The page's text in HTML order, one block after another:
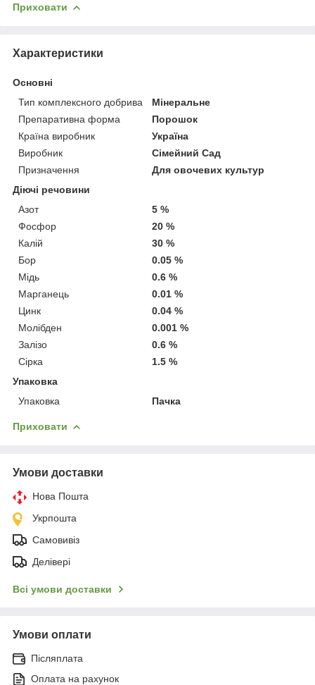
Приховати
Характеристики
Основні
Тип комплексного добрива
Мінеральне
Препаративна форма
Порошок
Країна виробник
Україна
Виробник
Сімейний Сад
Призначення
Для овочевих культур
Діючі речовини
Азот
5 %
Фосфор
20 %
Калій
30 %
Бор
0.05 %
Мідь
0.6 %
Марганець
0.01 %
Цинк
0.04 %
Молібден
0.001 %
Залізо
0.6 %
Сірка
1.5 %
Упаковка
Упаковка
Пачка
Приховати
Умови доставки
Нова Пошта
Укрпошта
Самовивіз
Делівері
Всі умови доставки
Умови оплати
Післяплата
Оплата на рахунок